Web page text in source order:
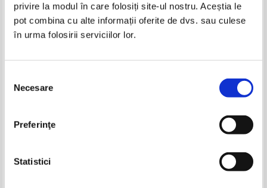
privire la modul în care folosiți site-ul nostru. Aceștia le
pot combina cu alte informații oferite de dvs. sau culese
în urma folosirii serviciilor lor.
consimțământului
Necesare
Preferinţe
Statistici
Pret: 20,00Lei 13,00 Lei
Adaugă în coș
Pret:25,00 Lei
Adaugă în coș